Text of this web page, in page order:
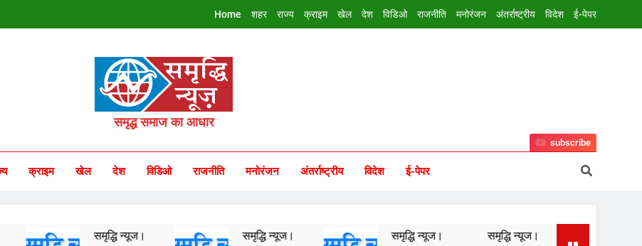
Home शहर राज्य क्राइम खेल देश विडिओ राजनीति मनोरंजन अंतर्राष्ट्रीय विदेश ई-पेपर
Samachar
समृद्ध समाज का आधार
क्राइम खेल देश विडिओ राजनीति मनोरंजन अंतर्राष्ट्रीय विदेश ई-पेपर
subscribe
समृद्धि न्यूज। समृद्धि न्यूज। समृद्धि न्यूज। समृद्धि न्यूज।